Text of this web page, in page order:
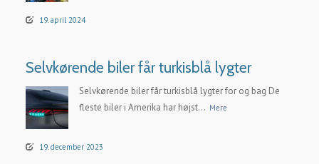
19. april 2024
Selvkørende biler får turkisblå lygter
Selvkørende biler får turkisblå lygter for og bag De
fleste biler i Amerika har højst... Mere
19. december 2023